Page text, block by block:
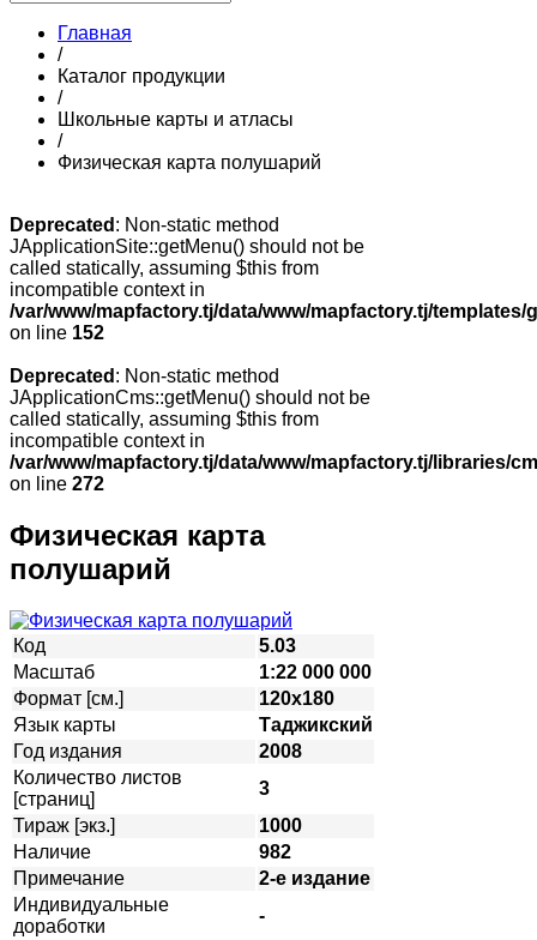
Главная
/
Каталог продукции
/
Школьные карты и атласы
/
Физическая карта полушарий
Deprecated : Non-static method
JApplicationSite::getMenu() should not be
called statically, assuming $this from
incompatible context in
/var/www/mapfactory.tj/data/www/mapfactory.tj/
on line 152
Deprecated : Non-static method
JApplicationCms::getMenu() should not be
called statically, assuming $this from
incompatible context in
/var/www/mapfactory.tj/data/www/mapfactory.tj/libraries/
on line 272
Физическая карта
полушарий
Код
5.03
Масштаб
1:22 000 000
Формат [см.]
120х180
Язык карты
Таджикский
Год издания
2008
Количество листов
[страниц]
3
Тираж [экз.]
1000
Наличие
982
Примечание
2-е издание
Индивидуальные
доработки
-